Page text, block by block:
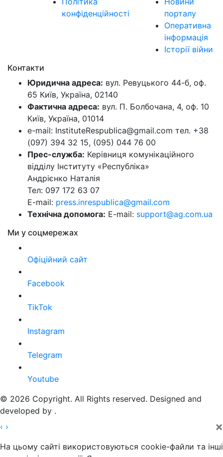
конфіденційності
порталу
Оперативна
інформація
Історії війни
Контакти
Юридична адреса: вул. Ревуцького 44-б, оф.
65 Київ, Україна, 02140
Фактична адреса: вул. П. Болбочана, 4, оф. 10
Київ, Україна, 01014
e-mail: InstituteRespublica@gmail.com тел. +38
(097) 394 32 15, (095) 044 76 00
Прес-служба: Керівниця комунікаційного
відділу Інституту «Республіка»
Андрієнко Наталія
Тел: 097 172 63 07
E-mail: press.inrespublica@gmail.com
Технічна допомога: E-mail: support@ag.com.ua
Ми у соцмережах
Офіційний сайт
Facebook
TikTok
Instagram
Telegram
Youtube
© 2026 Copyright. All Rights reserved. Designed and
developed by .
‹ › ×
На цьому сайті використовуються cookie-файли та інші